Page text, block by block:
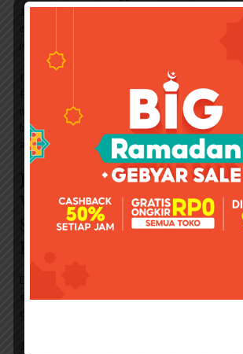
19. Saat itu, lemak beruang merupakan
digunakan. Pada awal abad ke-20, bahan lain
jelly, lilin lebah, dan lemak babi menggantikan
Istilah pomade berasal dari kata Latin pomum,
Pomade adalah produk penata rambut dan
minyak rambut. Pomade awalnya diproduksi
bukan seperti minyak rambut yang umumnya
adalah minyak yang dicampur dengan wex.
Jual Pomade Tezzen Alpha
Waterbased Water Based
Sisir + Pouch) Kode 368
Dinamakan pomade, produk lokal tidak kalah
satunya adalah pomade Tezzen. Produk
dibuat sejak tahun 2017.
Jemmy Tezzen, pendiri dan CEO Tezzen,